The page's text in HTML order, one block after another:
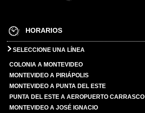
HORARIOS
SELECCIONE UNA LÍNEA
COLONIA A MONTEVIDEO
MONTEVIDEO A PIRIÁPOLIS
MONTEVIDEO A PUNTA DEL ESTE
PUNTA DEL ESTE A AEROPUERTO CARRASCO
MONTEVIDEO A JOSÉ IGNACIO